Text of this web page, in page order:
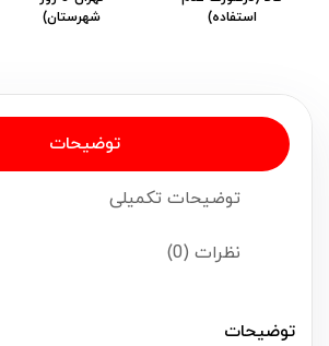
استفاده)
شهرستان)
توضیحات
توضیحات تکمیلی
نظرات (0)
توضیحات